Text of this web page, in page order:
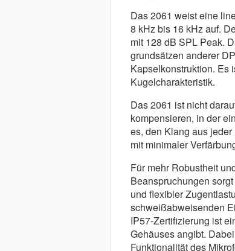
Das 2061 weist eine
8 kHz bis 16 kHz auf.
mit 128 dB SPL Peak.
grundsätzen anderer
Kapselkonstruktion. Es
Kugelcharakteristik.
Das 2061 ist nicht
kompensieren, in der
es, den Klang aus
mit minimaler
Für mehr Robustheit
Beanspruchungen
und flexibler
schweißabweisenden
IP57-Zertifizierung ist
Gehäuses angibt.
Funktionalität des